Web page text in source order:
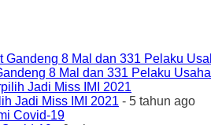
8 Mal dan 331 Pelaku Usaha
Jadi Miss IMI 2021 - 5 tahun ago